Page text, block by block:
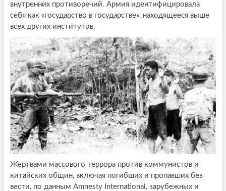
внутренних противоречий. Армия идентифицировала
себя как «государство в государстве», находящееся выше
всех других институтов.
Жертвами массового террора против коммунистов и
китайских общин, включая погибших и пропавших без
вести, по данным Amnesty International, зарубежных и